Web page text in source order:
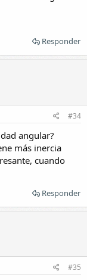
Responder
#34
angular?
más inercia
cuando
Responder
#35